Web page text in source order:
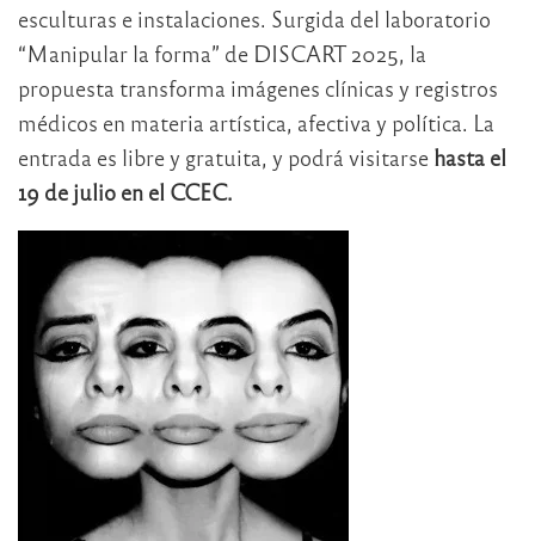
esculturas e instalaciones. Surgida del laboratorio
“Manipular la forma” de DISCART 2025, la
propuesta transforma imágenes clínicas y registros
médicos en materia artística, afectiva y política. La
entrada es libre y gratuita, y podrá visitarse hasta el
19 de julio en el CCEC.